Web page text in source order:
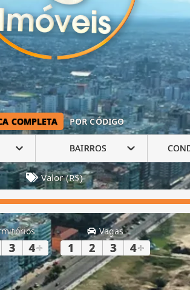
COMPLETA POR CÓDIGO
BAIRROS
Valor (R$)
3 4+
Vagas
1 2 3 4+